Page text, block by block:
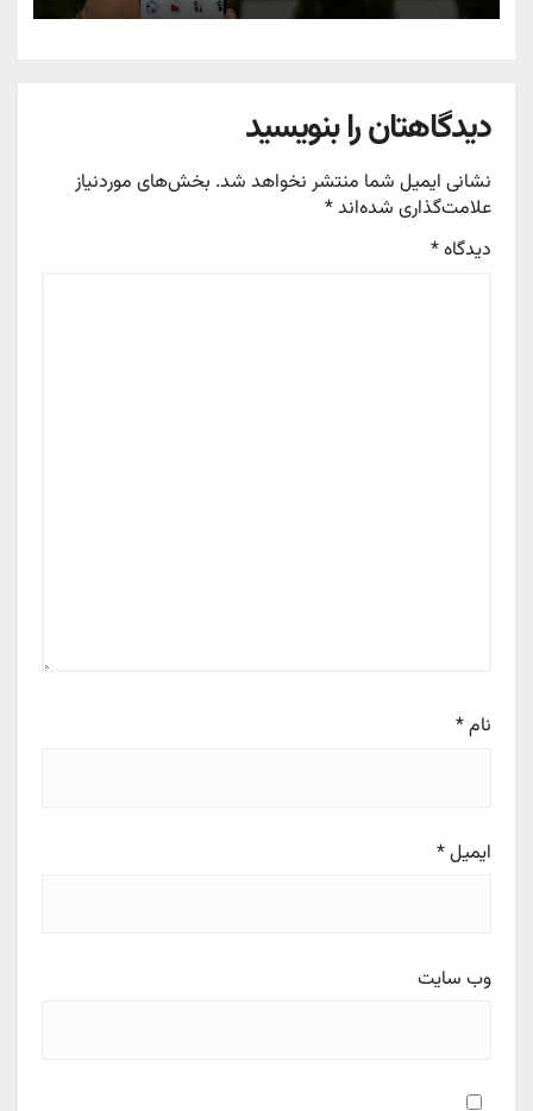
دیدگاهتان را بنویسید
نشانی ایمیل شما منتشر نخواهد شد. بخش‌های موردنیاز
علامت‌گذاری شده‌اند*
دیدگاه*
نام*
ایمیل*
وب‌ سایت